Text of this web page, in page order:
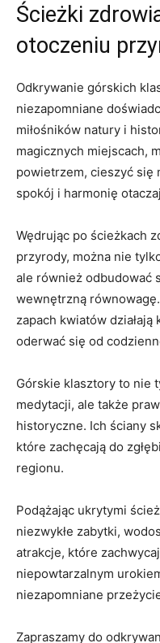
Ścieżki‍
otoczeniu⁣
Odkrywanie górskich
niezapomniane
miłośników natury i
magicznych miejscach,
powietrzem, cieszyć się
spokój‌ i harmonię⁢
Wędrując po ścieżkach
przyrody, można ‌nie
ale również odbudować
wewnętrzną
zapach kwiatów działają
oderwać się od⁤
Górskie klasztory⁤ to⁢ nie
medytacji, ale także
historyczne. Ich ściany
które zachęcają do
regionu.
Podążając ukrytymi
niezwykłe zabytki,
⁣atrakcje, które
niepowtarzalnym
niezapomniane
Zapraszamy do